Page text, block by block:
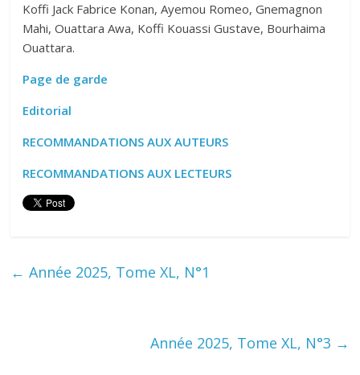
Koffi Jack Fabrice Konan, Ayemou Romeo, Gnemagnon
Mahi, Ouattara Awa, Koffi Kouassi Gustave, Bourhaima
Ouattara.
Page de garde
Editorial
RECOMMANDATIONS AUX AUTEURS
RECOMMANDATIONS AUX LECTEURS
← Année 2025, Tome XL, N°1
Année 2025, Tome XL, N°3 →